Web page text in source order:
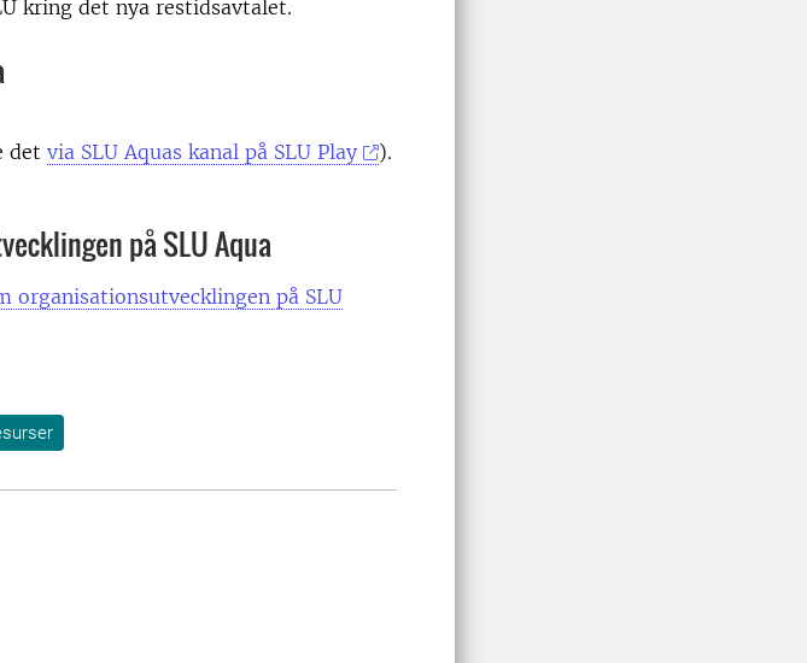
kring det nya restidsavtalet.
det via SLU Aquas kanal på SLU Play
).
på SLU Aqua
organisationsutvecklingen på SLU